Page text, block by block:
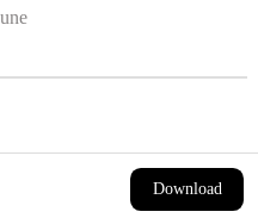
Download